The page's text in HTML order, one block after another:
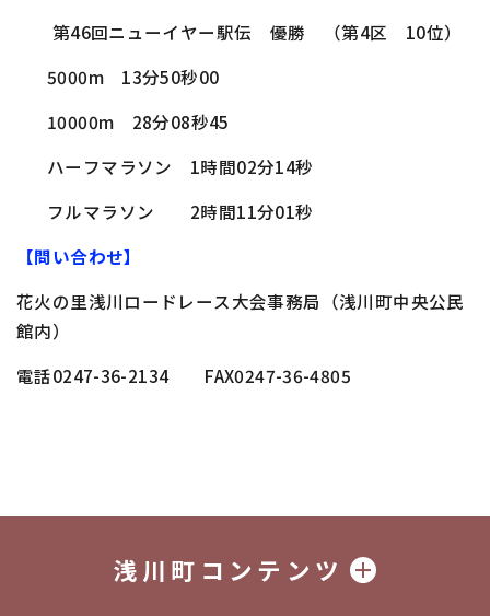
第46回ニューイヤー駅伝 優勝 （第4区 10位）
5000m
13分50秒00
10000m
28分08秒45
ハーフマラソン 1時間02分14秒
フルマラソン 2時間11分01秒
【問い合わせ】
花火の里浅川ロードレース大会事務局（浅川町中央公民
館内）
電話0247-36-2134 FAX0247-36-4805
浅川町コンテンツ